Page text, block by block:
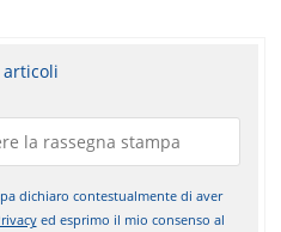
dichiaro contestualmente di aver
ed esprimo il mio consenso al